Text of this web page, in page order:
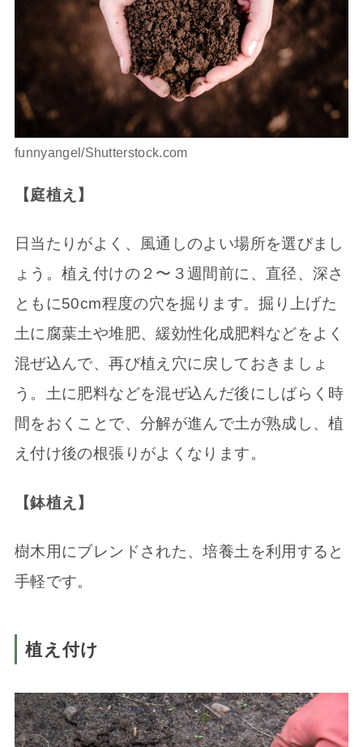
funnyangel/Shutterstock.com
【庭植え】
日当たりがよく、風通しのよい場所を選びまし
ょう。植え付けの２〜３週間前に、直径、深さ
ともに50cm程度の穴を掘ります。掘り上げた
土に腐葉土や堆肥、緩効性化成肥料などをよく
混ぜ込んで、再び植え穴に戻しておきましょ
う。土に肥料などを混ぜ込んだ後にしばらく時
間をおくことで、分解が進んで土が熟成し、植
え付け後の根張りがよくなります。
【鉢植え】
樹木用にブレンドされた、培養土を利用すると
手軽です。
植え付け